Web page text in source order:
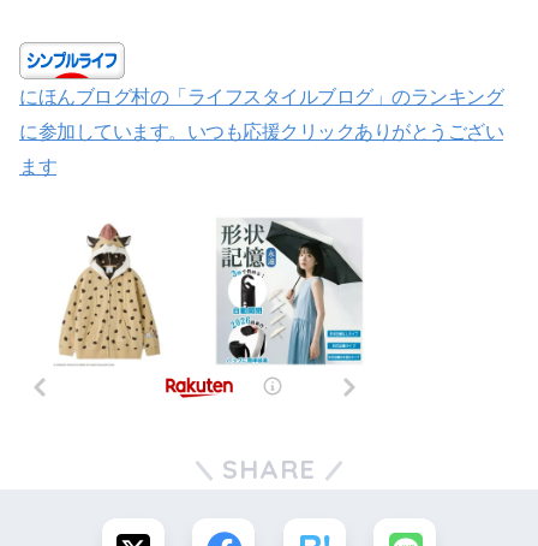
にほんブログ村の「ライフスタイルブログ」のランキング
に参加しています。いつも応援クリックありがとうござい
ます
SHARE